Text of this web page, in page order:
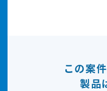
この案
製品